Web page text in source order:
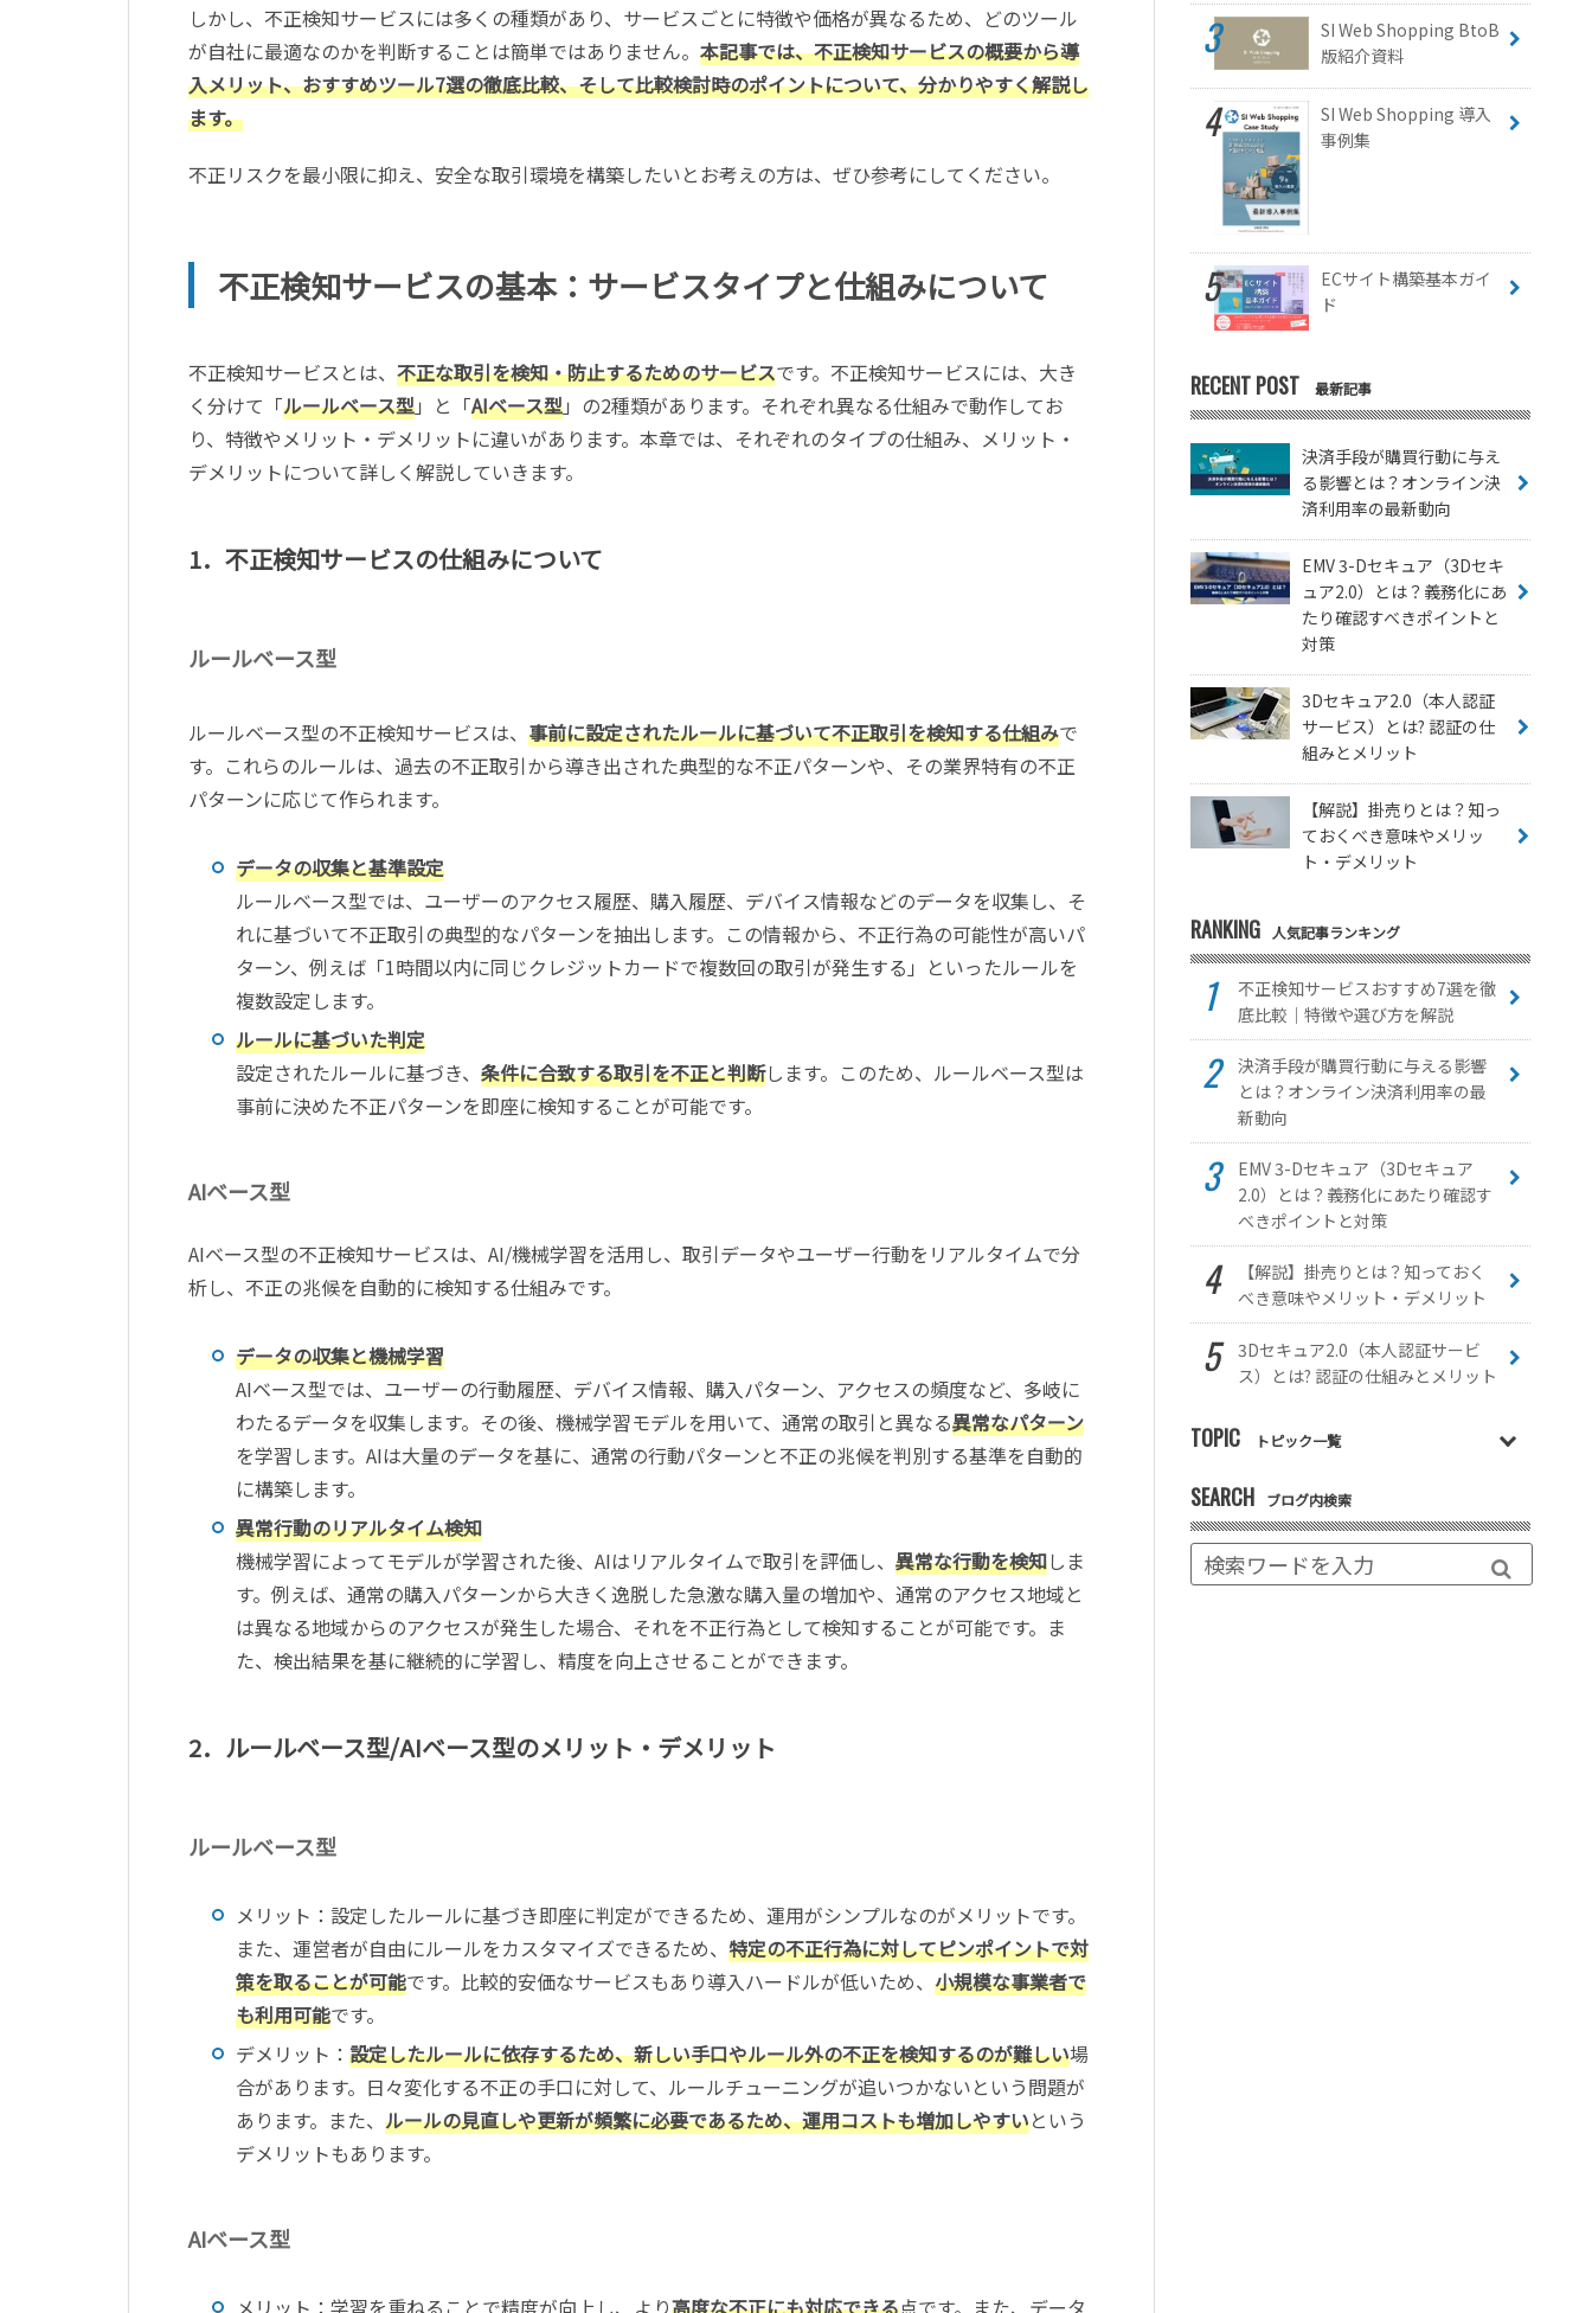
しかし、不正検知サービスには多くの種類があり、サービスごとに特徴や価格が異なるため、どのツール
が自社に最適なのかを判断することは簡単ではありません。 本記事では、不正検知サービスの概要から導
入メリット、おすすめツール7選の徹底比較、そして比較検討時のポイントについて、分かりやすく解説し
ます。
不正リスクを最小限に抑え、安全な取引環境を構築したいとお考えの方は、ぜひ参考にしてください。
不正検知サービスの基本：サービスタイプと仕組みについて
不正検知サービスとは、 不正な取引を検知・防止するためのサービスです。不正検知サービスには、大き
く分けて「ルールベース型」と「AIベース型」の2種類があります。それぞれ異なる仕組みで動作してお
り、特徴やメリット・デメリットに違いがあります。本章では、それぞれのタイプの仕組み、メリット・
デメリットについて詳しく解説していきます。
1．不正検知サービスの仕組みについて
ルールベース型
ルールベース型の不正検知サービスは、 事前に設定されたルールに基づいて不正取引を検知する仕組みで
す。これらのルールは、過去の不正取引から導き出された典型的な不正パターンや、その業界特有の不正
パターンに応じて作られます。
データの収集と基準設定
ルールベース型では、ユーザーのアクセス履歴、購入履歴、デバイス情報などのデータを収集し、そ
れに基づいて不正取引の典型的なパターンを抽出します。この情報から、不正行為の可能性が高いパ
ターン、例えば「1時間以内に同じクレジットカードで複数回の取引が発生する」といったルールを
複数設定します。
ルールに基づいた判定
設定されたルールに基づき、 条件に合致する取引を不正と判断します。このため、ルールベース型は
事前に決めた不正パターンを即座に検知することが可能です。
AIベース型
AIベース型の不正検知サービスは、AI/機械学習を活用し、取引データやユーザー行動をリアルタイムで分
析し、不正の兆候を自動的に検知する仕組みです。
データの収集と機械学習
AIベース型では、ユーザーの行動履歴、デバイス情報、購入パターン、アクセスの頻度など、多岐に
わたるデータを収集します。その後、機械学習モデルを用いて、通常の取引と異なる異常なパターン
を学習します。AIは大量のデータを基に、通常の行動パターンと不正の兆候を判別する基準を自動的
に構築します。
異常行動のリアルタイム検知
機械学習によってモデルが学習された後、AIはリアルタイムで取引を評価し、 異常な行動を検知しま
す。例えば、通常の購入パターンから大きく逸脱した急激な購入量の増加や、通常のアクセス地域と
は異なる地域からのアクセスが発生した場合、それを不正行為として検知することが可能です。ま
た、検出結果を基に継続的に学習し、精度を向上させることができます。
2．ルールベース型/AIベース型のメリット・デメリット
ルールベース型
メリット：設定したルールに基づき即座に判定ができるため、運用がシンプルなのがメリットです。
また、運営者が自由にルールをカスタマイズできるため、 特定の不正行為に対してピンポイントで対
策を取ることが可能です。比較的安価なサービスもあり導入ハードルが低いため、 小規模な事業者で
も利用可能です。
デメリット： 設定したルールに依存するため、新しい手口やルール外の不正を検知するのが難しい場
合があります。日々変化する不正の手口に対して、ルールチューニングが追いつかないという問題が
あります。また、 ルールの見直しや更新が頻繁に必要であるため、運用コストも増加しやすいという
デメリットもあります。
AIベース型
メリット：学習を重ねることで精度が向上し、より高度な不正にも対応できる点です。また、データ
SI Web Shopping BtoB
版紹介資料
SI Web Shopping 導入
事例集
ECサイト構築基本ガイ
ド
RECENT POST 最新記事
決済手段が購買行動に与え
る影響とは？オンライン決
済利用率の最新動向
EMV 3-Dセキュア（3Dセキ
ュア2.0）とは？義務化にあ
たり確認すべきポイントと
対策
3Dセキュア2.0（本人認証
サービス）とは? 認証の仕
組みとメリット
【解説】掛売りとは？知っ
ておくべき意味やメリッ
ト・デメリット
RANKING 人気記事ランキング
不正検知サービスおすすめ7選を徹
底比較｜特徴や選び方を解説
決済手段が購買行動に与える影響
とは？オンライン決済利用率の最
新動向
EMV 3-Dセキュア（3Dセキュア
2.0）とは？義務化にあたり確認す
べきポイントと対策
【解説】掛売りとは？知っておく
べき意味やメリット・デメリット
3Dセキュア2.0（本人認証サービ
ス）とは? 認証の仕組みとメリット
TOPIC トピック一覧
SEARCH ブログ内検索